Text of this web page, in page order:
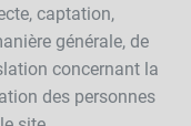
captation,
générale, de
concernant la
des personnes